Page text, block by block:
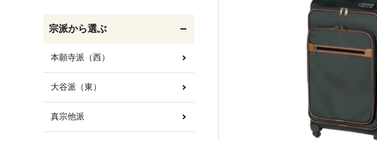
布袍・間衣
書籍
金香炉・花瓶・火立
お仏壇の引き取り
宗派から選ぶ
本願寺派（西）
大谷派（東）
真宗他派